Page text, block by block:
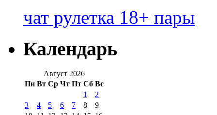
чат рулетка 18+ пары
Календарь
Август 2026
Пн Вт Ср Чт Пт Сб Вс
1
2
3
4 5 6 7 8
9